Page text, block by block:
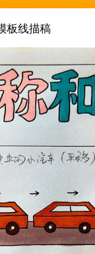
板线描稿